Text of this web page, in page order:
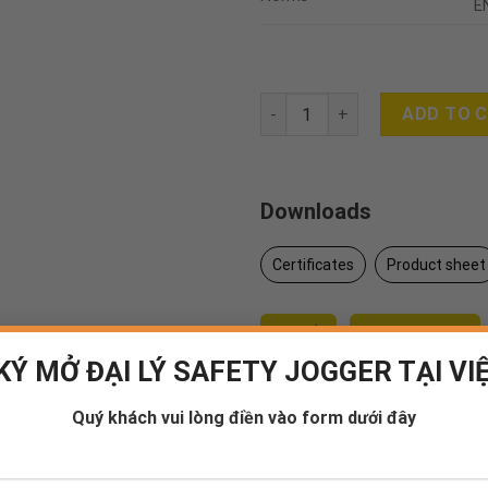
MỞ ĐẠI LÝ SAFETY JOGGER TẠI
Quý khách vui lòng điền vào form dưới đây
MULTITASK quantityADD TO
Downloads
Certificates Product sheet
Tư vấn Đăng ký đại lý
Mua sử dụng(Doanh nghiệp)